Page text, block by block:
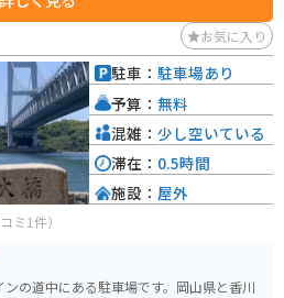
内面と向き合うような言葉では表現しき
船で豊島（家浦港または唐櫃港）へ渡る
距離もあるため徒歩移動は難しく、レンタ
めです。バイクや車で訪れる場合もフェ
には駐輪場も整備されています。周辺の海
環境です。 なお、島内の飲食
て営業時間も変動するため、軽食や行動
と建築、アートが融合したこの場所は、
求める人にとって、訪れる価値の高いス
お気に入り
コミ1件）
の道中にある駐車場です。岡山県と香川
駐車： 駐車場あり
予算： 無料
混雑： 少し空いている
滞在： 0.5時間
施設： 屋外